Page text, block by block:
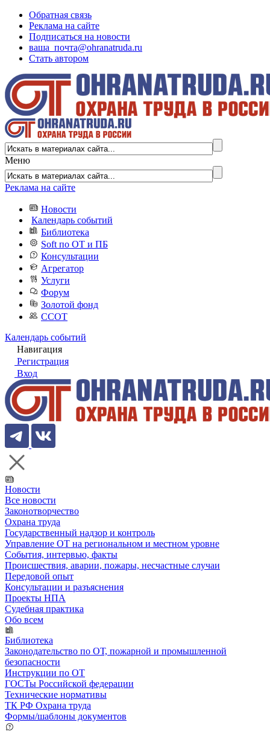
Обратная связь
Реклама на сайте
Подписаться на новости
ваша_почта@ohranatruda.ru
Стать автором
Меню
Реклама на сайте
Новости
Календарь событий
Библиотека
Soft по ОТ и ПБ
Консультации
Агрегатор
Услуги
Форум
Золотой фонд
ССОТ
Календарь событий
Навигация
Регистрация
Вход
Новости
Все новости
Законотворчество
Охрана труда
Государственный надзор и контроль
Управление ОТ на региональном и местном уровне
События, интервью, факты
Происшествия, аварии, пожары, несчастные случаи
Передовой опыт
Консультации и разъяснения
Проекты НПА
Судебная практика
Обо всем
Библиотека
Законодательство по ОТ, пожарной и промышленной
безопасности
Инструкции по ОТ
ГОСТы Российской федерации
Технические нормативы
ТК РФ Охрана труда
Формы/шаблоны документов